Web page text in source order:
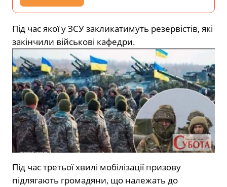
Під час якої у ЗСУ закликатимуть резервістів, які
закінчили військові кафедри.
Під час третьої хвилі мобілізації призову
підлягають громадяни, що належать до